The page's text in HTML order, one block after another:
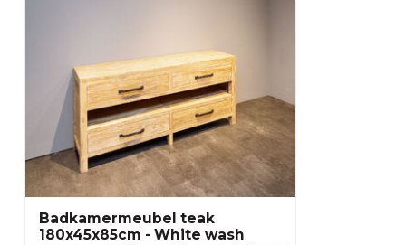
Badkamermeubel teak
180x45x85cm - White wash